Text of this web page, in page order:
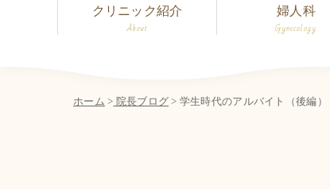
クリニック紹介
About
婦人科
Gynecology
ホーム > 院長ブログ > 学生時代のアルバイト（後編）